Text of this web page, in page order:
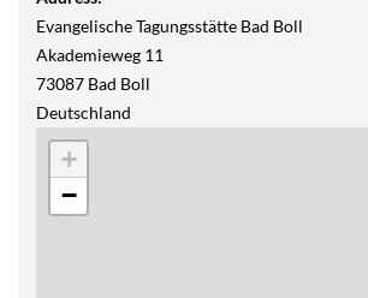
Evangelische Tagungsstätte Bad Boll
Akademieweg 11
73087 Bad Boll
Deutschland
+
−